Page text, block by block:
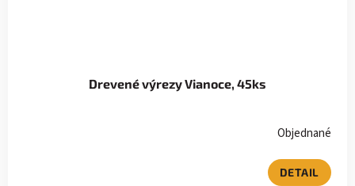
Drevené výrezy Vianoce, 45ks
Objednané
DETAIL